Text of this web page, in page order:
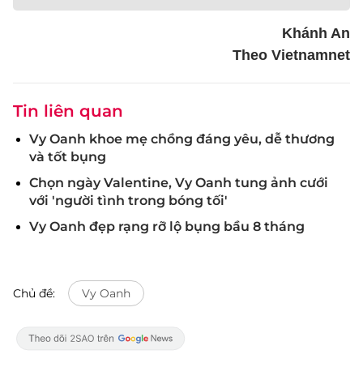
Khánh An
Theo Vietnamnet
Tin liên quan
Vy Oanh khoe mẹ chồng đáng yêu, dễ thương
và tốt bụng
Chọn ngày Valentine, Vy Oanh tung ảnh cưới
với 'người tình trong bóng tối'
Vy Oanh đẹp rạng rỡ lộ bụng bầu 8 tháng
Chủ đề: Vy Oanh